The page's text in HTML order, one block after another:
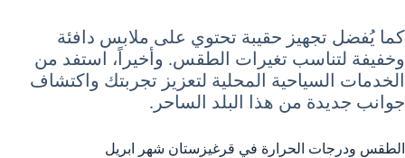
كما يُفضل تجهيز حقيبة تحتوي على ملابس دافئة
وخفيفة لتناسب تغيرات الطقس. وأخيراً، استفد من
الخدمات السياحية المحلية لتعزيز تجربتك واكتشاف
جوانب جديدة من هذا البلد الساحر.
الطقس ودرجات الحرارة في قرغيزستان شهر ابريل